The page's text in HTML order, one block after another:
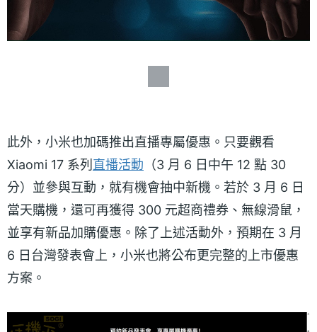
此外，小米也加碼推出直播專屬優惠。只要觀看
Xiaomi 17 系列 直播活動 （3 月 6 日中午 12 點 30
分）並參與互動，就有機會抽中新機。若於 3 月 6 日
當天購機，還可再獲得 300 元超商禮券、無線滑鼠，
並享有新品加購優惠。除了上述活動外，預期在 3 月
6 日台灣發表會上，小米也將公布更完整的上市優惠
方案。